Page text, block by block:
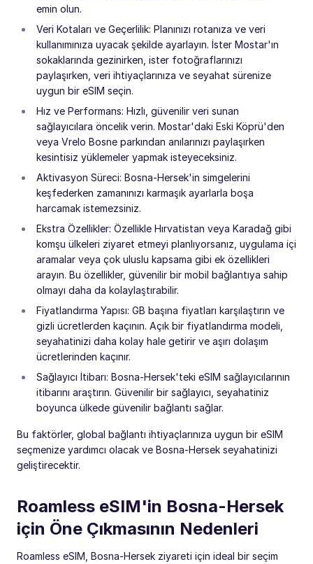
emin olun.
Veri Kotaları ve Geçerlilik: Planınızı rotanıza ve veri
kullanımınıza uyacak şekilde ayarlayın. İster Mostar'ın
sokaklarında gezinirken, ister fotoğraflarınızı
paylaşırken, veri ihtiyaçlarınıza ve seyahat sürenize
uygun bir eSIM seçin.
Hız ve Performans: Hızlı, güvenilir veri sunan
sağlayıcılara öncelik verin. Mostar'daki Eski Köprü'den
veya Vrelo Bosne parkından anılarınızı paylaşırken
kesintisiz yüklemeler yapmak isteyeceksiniz.
Aktivasyon Süreci: Bosna-Hersek'in simgelerini
keşfederken zamanınızı karmaşık ayarlarla boşa
harcamak istemezsiniz.
Ekstra Özellikler: Özellikle Hırvatistan veya Karadağ gibi
komşu ülkeleri ziyaret etmeyi planlıyorsanız, uygulama içi
aramalar veya çok uluslu kapsama gibi ek özellikleri
arayın. Bu özellikler, güvenilir bir mobil bağlantıya sahip
olmayı daha da kolaylaştırabilir.
Fiyatlandırma Yapısı: GB başına fiyatları karşılaştırın ve
gizli ücretlerden kaçının. Açık bir fiyatlandırma modeli,
seyahatinizi daha kolay hale getirir ve aşırı dolaşım
ücretlerinden kaçınır.
Sağlayıcı İtibarı: Bosna-Hersek'teki eSIM sağlayıcılarının
itibarını araştırın. Güvenilir bir sağlayıcı, seyahatiniz
boyunca ülkede güvenilir bağlantı sağlar.
Bu faktörler, global bağlantı ihtiyaçlarınıza uygun bir eSIM
seçmenize yardımcı olacak ve Bosna-Hersek seyahatinizi
geliştirecektir.
Roamless eSIM'in Bosna-Hersek
için Öne Çıkmasının Nedenleri
Roamless eSIM, Bosna-Hersek ziyareti için ideal bir seçim